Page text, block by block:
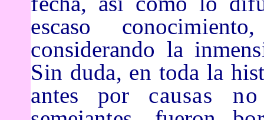
escaso conocimiento,
considerando la
Sin duda, en toda la
antes por causas